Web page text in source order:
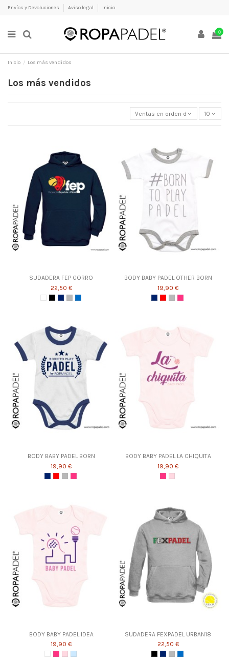
Envíos y Devoluciones Aviso legal Inicio
0
Inicio Los más vendidos
Los más vendidos
Ventas en orden decreciente
10
SUDADERA FEP GORRO
22,50 €
BODY BABY PADEL OTHER BORN
19,90 €
BODY BABY PADEL BORN
19,90 €
BODY BABY PADEL LA CHIQUITA
19,90 €
BODY BABY PADEL IDEA
19,90 €
SUDADERA FEXPADEL URBAN18
22,50 €